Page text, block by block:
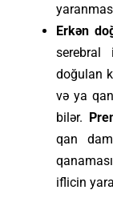
Erkən
serebral
doğulan
və ya
bilər.
qan
iflicin